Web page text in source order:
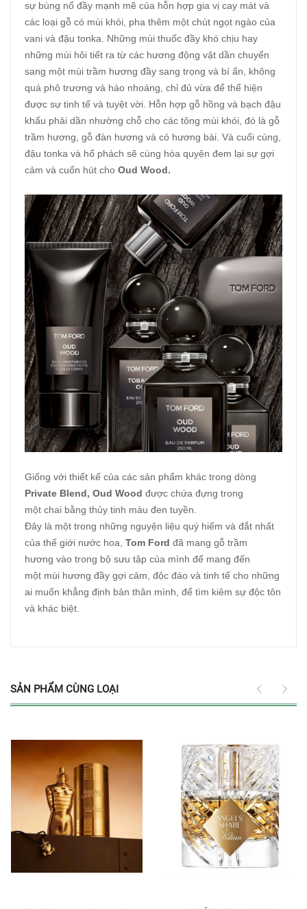
sự bùng nổ đầy mạnh mẽ của hỗn hợp gia vị cay mát và
các loại gỗ có mùi khói, pha thêm một chút ngọt ngào của
vani và đậu tonka. Những mùi thuốc đầy khó chịu hay
những mùi hôi tiết ra từ các hương động vật dần chuyển
sang một mùi trầm hương đầy sang trọng và bí ẩn, không
quá phô trương và hào nhoáng, chỉ đủ vừa để thể hiện
được sự tinh tế và tuyệt vời. Hỗn hợp gỗ hồng và bạch đậu
khấu phải dần nhường chỗ cho các tông mùi khói, đó là gỗ
trầm hương, gỗ đàn hương và cỏ hương bài. Và cuối cùng,
đậu tonka và hổ phách sẽ cùng hòa quyện đem lại sự gợi
cảm và cuốn hút cho Oud Wood.
Giống với thiết kế của các sản phẩm khác trong dòng
Private Blend, Oud Wood được chứa đựng trong
một chai bằng thủy tinh màu đen tuyền.
Đây là một trong những nguyện liệu quý hiếm và đắt nhất
của thế giới nước hoa, Tom Ford đã mang gỗ trầm
hương vào trong bộ sưu tập của mình để mang đến
một mùi hương đầy gợi cảm, độc đáo và tinh tế cho những
ai muốn khẳng định bản thân mình, để tìm kiêm sự độc tôn
và khác biệt.
SẢN PHẨM CÙNG LOẠI